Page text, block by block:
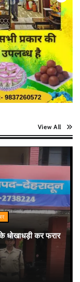
View All
धोखाधड़ी कर फरार